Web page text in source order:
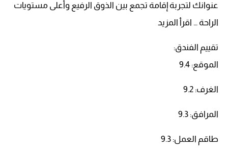
عنوانك لتجربة إقامة تجمع بين الذوق الرفيع وأعلى مستويات
الراحة … اقرأ المزيد
تقييم الفندق:
الموقع: 9.4
الغرف: 9.2
المرافق: 9.3
طاقم العمل: 9.3